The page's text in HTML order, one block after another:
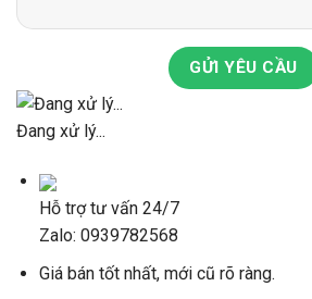
GỬI YÊU CẦU
Đang xử lý...
Hỗ trợ tư vấn 24/7
Zalo: 0939782568
Giá bán tốt nhất, mới cũ rõ ràng.